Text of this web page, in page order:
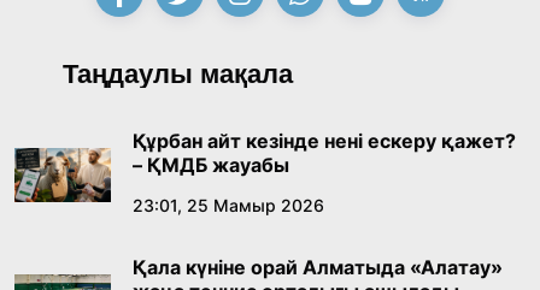
Қазақ тіліндегі «құт» концептісінің
лингвомәдени сипаты
09:21, 21 Шілде 2026
Абайдың адам тәрбиесі туралы
18:59, 20 Шілде 2026
Таңдаулы мақала
Құрбан айт кезінде нені ескеру қажет?
– ҚМДБ жауабы
23:01, 25 Мамыр 2026
Қала күніне орай Алматыда «Алатау»